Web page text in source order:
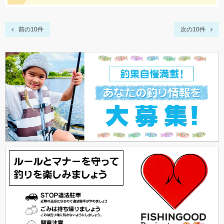
前の10件 次の10件